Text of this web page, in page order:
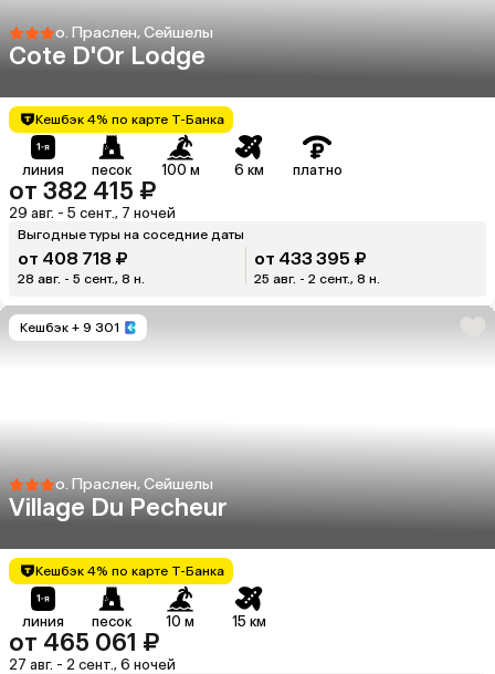
о. Праслен, Сейшелы
Cote D'Or Lodge
Кешбэк 4% по карте Т-Банка
линия песок 100 м 6 км платно
от 382 415 ₽
29 авг. - 5 сент., 7 ночей
Выгодные туры на соседние даты
от 408 718 ₽
28 авг. - 5 сент., 8 н.
от 433 395 ₽
25 авг. - 2 сент., 8 н.
Кешбэк + 9 301
о. Праслен, Сейшелы
Village Du Pecheur
Кешбэк 4% по карте Т-Банка
линия песок 10 м 15 км
от 465 061 ₽
27 авг. - 2 сент., 6 ночей